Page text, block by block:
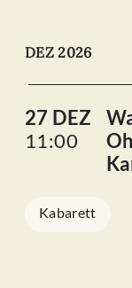
DEZ 2026
27 DEZ
11:00
Kabarett